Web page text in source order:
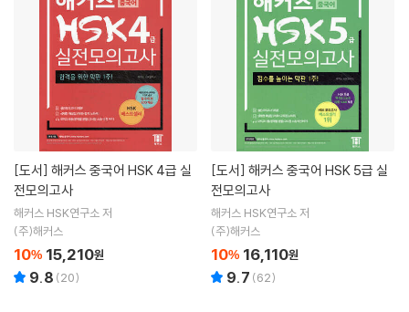
[도서]
전모의고사
해커스 HSK연구소 저
(주)해커스
10% 15,210원
9.8 (20)
[도서]
전모의고사
해커스 HSK연구소 저
(주)해커스
10% 16,110원
9.7 (62)